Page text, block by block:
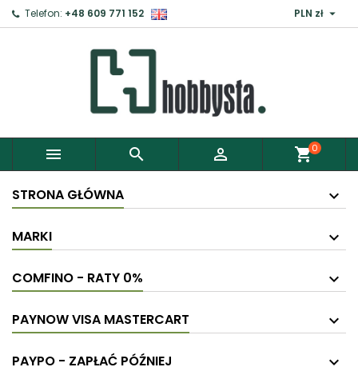
Telefon: +48 609 771 152 PLN zł 
   shopping_cart0
STRONA GŁÓWNA
MARKI
COMFINO - RATY 0%
PAYNOW VISA MASTERCART
PAYPO - ZAPŁAĆ PÓŹNIEJ